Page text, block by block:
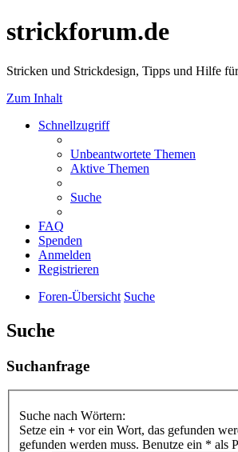
strickforum.de
Stricken und Strickdesign, Tipps und Hilfe
Zum Inhalt
Schnellzugriff
Unbeantwortete Themen
Aktive Themen
Suche
FAQ
Spenden
Anmelden
Registrieren
Foren-Übersicht Suche
Suche
Suchanfrage
Suche nach Wörtern:
Setze ein + vor ein Wort, das gefunden
gefunden werden muss. Benutze ein * als